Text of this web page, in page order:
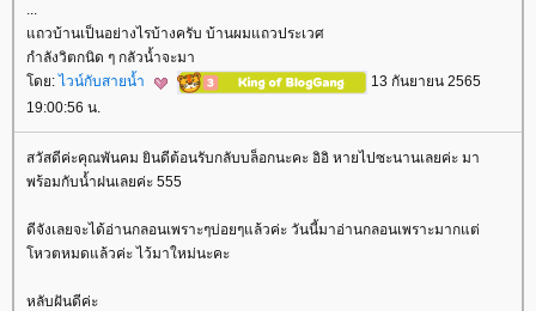
...
ถวบ้านเป็นอย่างไรบ้างครับ บ้านผมแถวประเวศ
กำลังวิตกนิด ๆ กลัวน้ำจะมา
ดย: ไวน์กับสายน้ำ
13 กันยายน 2565
19:00:56 น.
สวัสดีค่ะคุณพันคม ยินดีต้อนรับกลับบล็อกนะคะ อิอิ หายไปซะนานเลยค่ะ มา
พร้อมกับน้ำฝนเลยค่ะ 555
ดีจังเลยจะได้อ่านกลอนเพราะๆบ่อยๆแล้วค่ะ วันนี้มาอ่านกลอนเพราะมากแต่
หวตหมดแล้วค่ะ ไว้มาใหม่นะคะ
หลับฝันดีค่ะ